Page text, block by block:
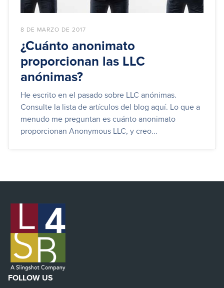
8 DE MARZO DE 2017
¿Cuánto anonimato
proporcionan las LLC
anónimas?
He escrito en el pasado sobre LLC anónimas.
Consulte la lista de artículos del blog aquí. Lo que a
menudo me preguntan es cuánto anonimato
proporcionan Anonymous LLC, y creo...
FOLLOW US